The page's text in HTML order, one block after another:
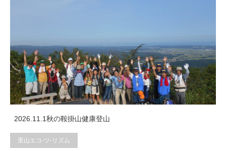
2026.11.1秋の鞍掛山健康登山
里山エコ-ツ-リズム